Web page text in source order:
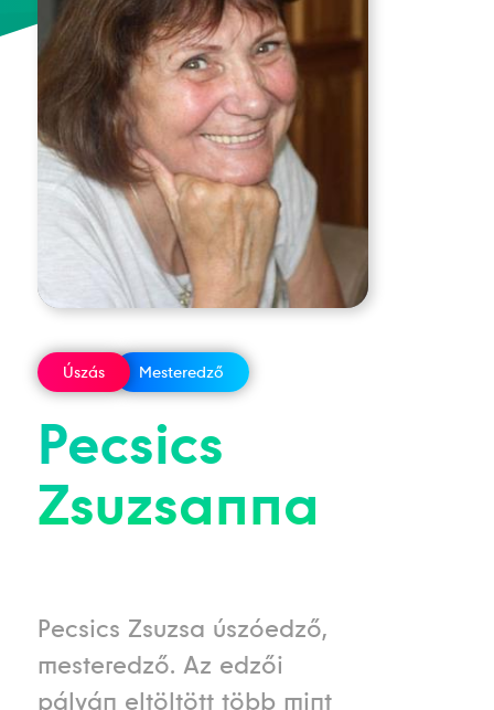
Úszás Mesteredző
Pecsics
Zsuzsanna
Pecsics Zsuzsa úszóedző,
mesteredző. Az edzői
pályán eltöltött több mint